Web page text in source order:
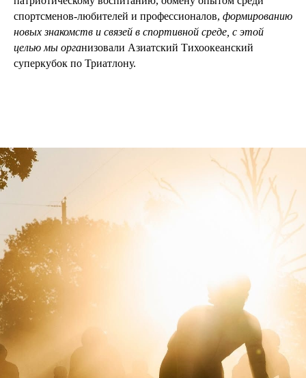
спортсменов-любителей и профессионалов, формированию
новых знакомств и связей в спортивной среде, с этой
целью мы организовали Азиатский Тихоокеанский
суперкубок по Триатлону.